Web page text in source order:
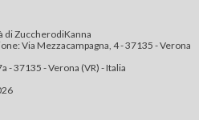
di ZuccherodiKanna
Via Mezzacampagna, 4 - 37135 - Verona
- 37135 - Verona (VR) - Italia